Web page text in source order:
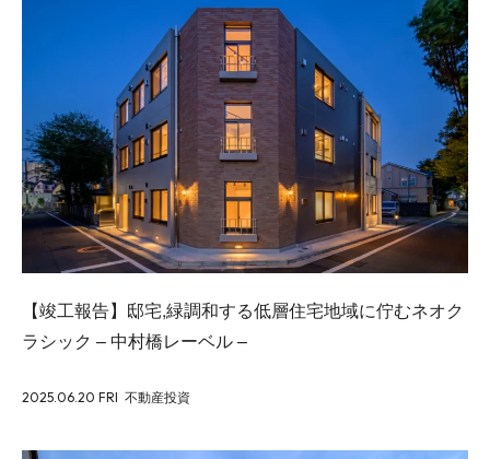
【竣工報告】邸宅,緑調和する低層住宅地域に佇むネオク
ラシック – 中村橋レーベル –
2025.06.20 FRI 不動産投資